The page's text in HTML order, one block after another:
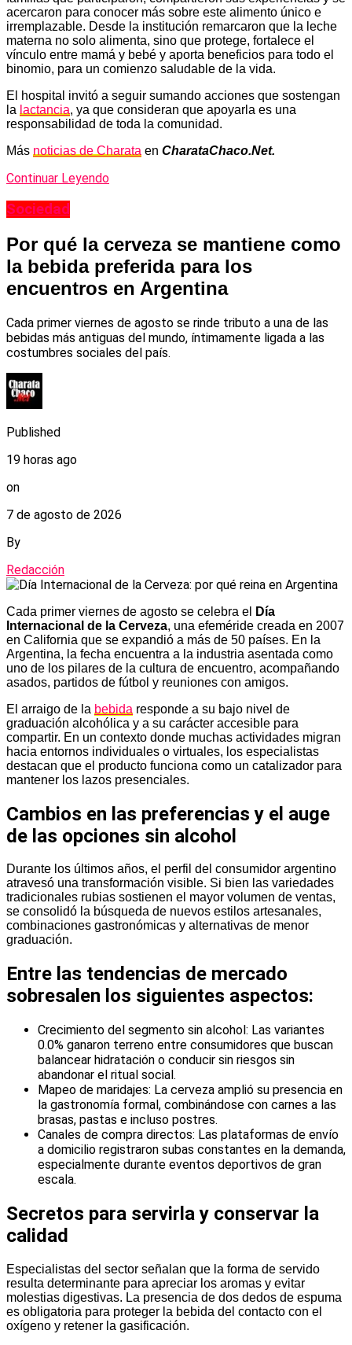
acercaron para conocer más sobre este alimento único e
irremplazable. Desde la institución remarcaron que la leche
materna no solo alimenta, sino que protege, fortalece el
vínculo entre mamá y bebé y aporta beneficios para todo el
binomio, para un comienzo saludable de la vida.
El hospital invitó a seguir sumando acciones que sostengan
la lactancia, ya que consideran que apoyarla es una
responsabilidad de toda la comunidad.
Más noticias de Charata en CharataChaco.Net.
Continuar Leyendo
Sociedad
Por qué la cerveza se mantiene como
la bebida preferida para los
encuentros en Argentina
Cada primer viernes de agosto se rinde tributo a una de las
bebidas más antiguas del mundo, íntimamente ligada a las
costumbres sociales del país.
Published
19 horas ago
on
7 de agosto de 2026
By
Redacción
Cada primer viernes de agosto se celebra el
Día
Internacional de la Cerveza, una efeméride creada en 2007
en California que se expandió a más de 50 países. En la
Argentina, la fecha encuentra a la industria asentada como
uno de los pilares de la cultura de encuentro, acompañando
asados, partidos de fútbol y reuniones con amigos.
El arraigo de la bebida responde a su bajo nivel de
graduación alcohólica y a su carácter accesible para
compartir. En un contexto donde muchas actividades migran
hacia entornos individuales o virtuales, los especialistas
destacan que el producto funciona como un catalizador para
mantener los lazos presenciales.
Cambios en las preferencias y el auge
de las opciones sin alcohol
Durante los últimos años, el perfil del consumidor argentino
atravesó una transformación visible. Si bien las variedades
tradicionales rubias sostienen el mayor volumen de ventas,
se consolidó la búsqueda de nuevos estilos artesanales,
combinaciones gastronómicas y alternativas de menor
graduación.
Entre las tendencias de mercado
sobresalen los siguientes aspectos:
Crecimiento del segmento sin alcohol: Las variantes
0.0% ganaron terreno entre consumidores que buscan
balancear hidratación o conducir sin riesgos sin
abandonar el ritual social.
Mapeo de maridajes: La cerveza amplió su presencia en
la gastronomía formal, combinándose con carnes a las
brasas, pastas e incluso postres.
Canales de compra directos: Las plataformas de envío
a domicilio registraron subas constantes en la demanda,
especialmente durante eventos deportivos de gran
escala.
Secretos para servirla y conservar la
calidad
Especialistas del sector señalan que la forma de servido
resulta determinante para apreciar los aromas y evitar
molestias digestivas. La presencia de dos dedos de espuma
es obligatoria para proteger la bebida del contacto con el
oxígeno y retener la gasificación.